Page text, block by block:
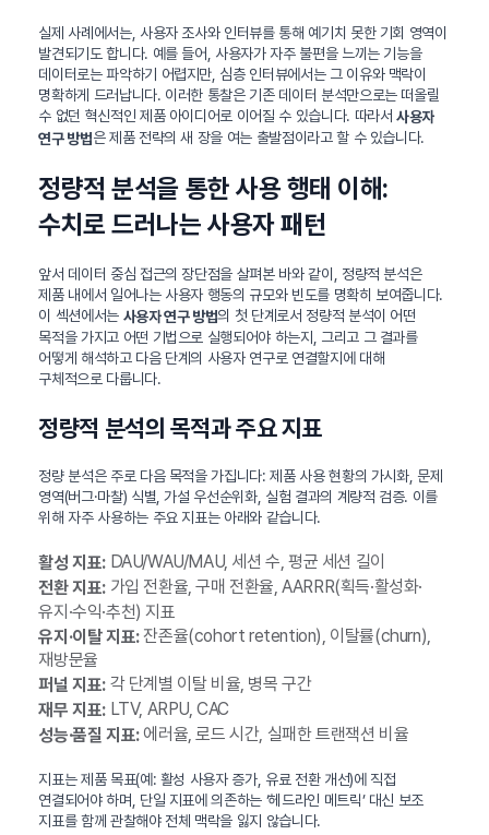
실제 사례에서는, 사용자 조사와 인터뷰를 통해 예기치 못한 기회 영역이
발견되기도 합니다. 예를 들어, 사용자가 자주 불편을 느끼는 기능을
데이터로는 파악하기 어렵지만, 심층 인터뷰에서는 그 이유와 맥락이
명확하게 드러납니다. 이러한 통찰은 기존 데이터 분석만으로는 떠올릴
수 없던 혁신적인 제품 아이디어로 이어질 수 있습니다. 따라서사용자
연구 방법은 제품 전략의 새 장을 여는 출발점이라고 할 수 있습니다.
정량적 분석을 통한 사용 행태 이해:
수치로 드러나는 사용자 패턴
앞서 데이터 중심 접근의 장단점을 살펴본 바와 같이, 정량적 분석은
제품 내에서 일어나는 사용자 행동의 규모와 빈도를 명확히 보여줍니다.
이 섹션에서는 사용자 연구 방법의 첫 단계로서 정량적 분석이 어떤
목적을 가지고 어떤 기법으로 실행되어야 하는지, 그리고 그 결과를
어떻게 해석하고 다음 단계의 사용자 연구로 연결할지에 대해
구체적으로 다룹니다.
정량적 분석의 목적과 주요 지표
정량 분석은 주로 다음 목적을 가집니다: 제품 사용 현황의 가시화, 문제
영역(버그·마찰) 식별, 가설 우선순위화, 실험 결과의 계량적 검증. 이를
위해 자주 사용하는 주요 지표는 아래와 같습니다.
활성 지표:DAU/WAU/MAU, 세션 수, 평균 세션 길이
전환 지표:가입 전환율, 구매 전환율, AARRR(획득·활성화·
유지·수익·추천) 지표
유지·이탈 지표:잔존율(cohort retention), 이탈률(churn),
재방문율
퍼널 지표:각 단계별 이탈 비율, 병목 구간
재무 지표:LTV, ARPU, CAC
성능·품질 지표:에러율, 로드 시간, 실패한 트랜잭션 비율
지표는 제품 목표(예: 활성 사용자 증가, 유료 전환 개선)에 직접
연결되어야 하며, 단일 지표에 의존하는 ‘헤드라인 메트릭’ 대신 보조
지표를 함께 관찰해야 전체 맥락을 잃지 않습니다.